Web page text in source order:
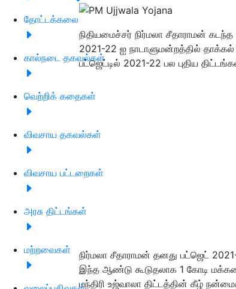
தோட்டக்கலை
கால்நடை தகவல்கள்
வெற்றிக் கதைகள்
விவசாய தகவல்கள்
விவசாய பட்டறைகள்
அரசு திட்டங்கள்
மற்றவைகள்
நிதியமைச்சர் நிர்மலா சீதாராமன்
2021-22 ஐ நாடாளுமன்றத்தில்
பட்ஜெட்டில் 2021-22 பல புதிய
நிர்மலா சீதாராமன் தனது பட்ஜெட்
இந்த ஆண்டு கூடுதலாக 1 கோடி
மந்திரி உஜ்வாலா திட்டத்தின் கீழ்